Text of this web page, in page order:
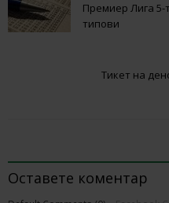
Премиер Лига 5-
типови
Тикет на
Оставете коментар